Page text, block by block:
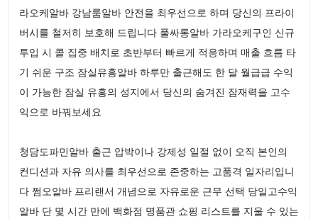
라오케알바 강남룸알바 안전을 최우선으로 하며 당신의 프라이
버시를 철저히 보호해 드립니다 풀싸롱알바 가라오케구인 신규
투입 시 콜 집중 배치로 초반부터 빠르게 적응하며 매출 흐름 타
기 쉬운 구조 잠실유흥알바 하루만 출근해도 한 달 월급급 수익
이 가능한 잠실 유흥의 성지에서 당신의 숨겨진 잠재력을 고수
익으로 바꿔보세요
청담도파민알바 출근 압박이나 강제성 일절 없이 오직 본인의
컨디션과 자유 의사를 최우선으로 존중하는 고품격 일자리입니
다 쩜오알바 프리랜서 개념으로 자유로운 근무 선택 당일고수익
알바 단 몇 시간 만에 백화점 명품관 쇼핑 리스트를 지울 수 있는